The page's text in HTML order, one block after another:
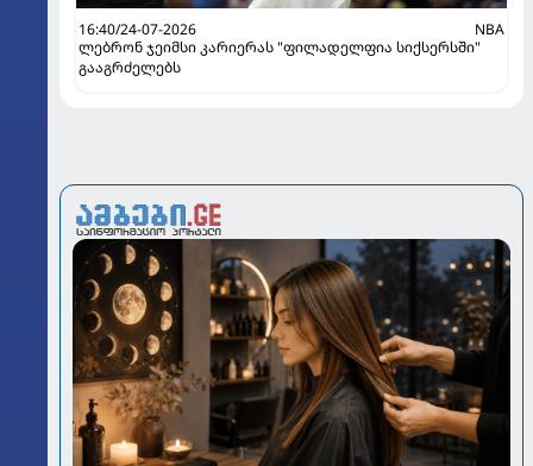
16:40/24-07-2026
NBA
ლებრონ ჯეიმსი კარიერას "ფილადელფია სიქსერსში"
გააგრძელებს